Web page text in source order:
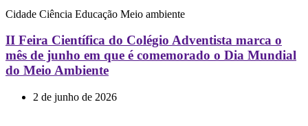
Cidade Ciência Educação Meio ambiente
II Feira Científica do Colégio Adventista marca o
mês de junho em que é comemorado o Dia Mundial
do Meio Ambiente
2 de junho de 2026